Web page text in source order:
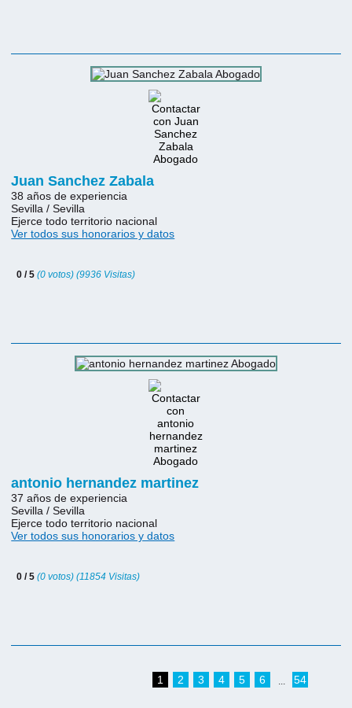
Juan Sanchez Zabala
38 años de experiencia
Sevilla / Sevilla
Ejerce todo territorio nacional
Ver todos sus honorarios y datos
0 / 5(0 votos) (9936 Visitas)
antonio hernandez martinez
37 años de experiencia
Sevilla / Sevilla
Ejerce todo territorio nacional
Ver todos sus honorarios y datos
0 / 5(0 votos) (11854 Visitas)
1 2 3 4 5 6 54